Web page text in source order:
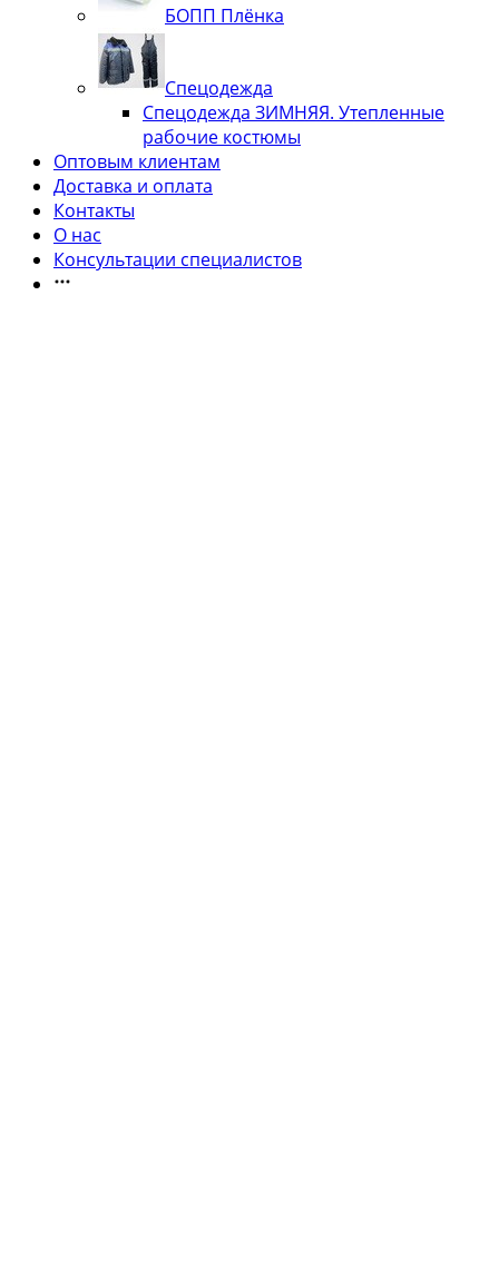
БОПП Плёнка
Спецодежда
Спецодежда ЗИМНЯЯ. Утепленные
рабочие костюмы
Оптовым клиентам
Доставка и оплата
Контакты
О нас
Консультации специалистов